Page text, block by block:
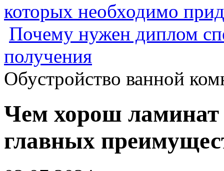
которых необходимо
Почему нужен диплом
получения
Обустройство ванной
Чем хорош ламинат
главных